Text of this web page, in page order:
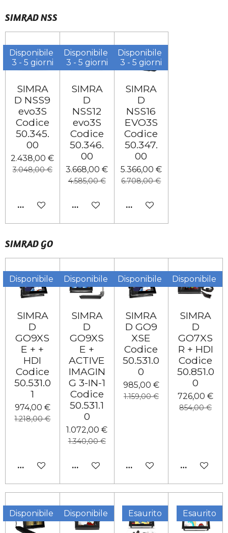
SIMRAD NSS
Disponibile
3 - 5 giorni
SIMRA
D NSS9
evo3S
Codice
50.345.
00
2.438,00 €
3.048,00 €
AGGIUNGI AL CARRELLO
Disponibile
3 - 5 giorni
SIMRA
D
NSS12
evo3S
Codice
50.346.
00
3.668,00 €
4.585,00 €
AGGIUNGI AL CARRELLO
Disponibile
3 - 5 giorni
SIMRA
D
NSS16
EVO3S
Codice
50.347.
00
5.366,00 €
6.708,00 €
AGGIUNGI AL
SIMRAD GO
Disponibile
SIMRA
D
GO9XS
E + +
HDI
Codice
50.531.0
1
974,00 €
1.218,00 €
AGGIUNGI AL CARRELLO
Disponibile
SIMRA
D
GO9XS
E +
ACTIVE
IMAGIN
G 3-IN-1
Codice
50.531.1
0
1.072,00 €
1.340,00 €
AGGIUNGI AL CARRELLO
Disponibile
SIMRA
D GO9
XSE
Codice
50.531.0
0
985,00 €
1.159,00 €
AGGIUNGI AL
Disponibile
SIMRA
D
GO7XS
R + HDI
Codice
50.851.0
0
726,00 €
854,00 €
AGGIUNGI
Disponibile Disponibile Esaurito Esaurito